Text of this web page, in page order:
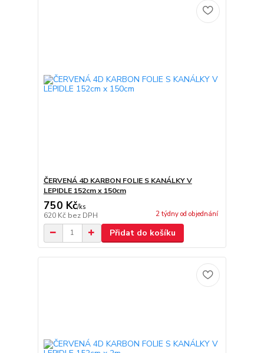
ČERVENÁ 4D KARBON FOLIE S KANÁLKY V
LEPIDLE 152cm x 150cm
750 Kč/ks
620 Kč bez DPH 2 týdny od objednání
Přidat do košíku